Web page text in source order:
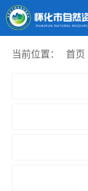
当前位置： 首页